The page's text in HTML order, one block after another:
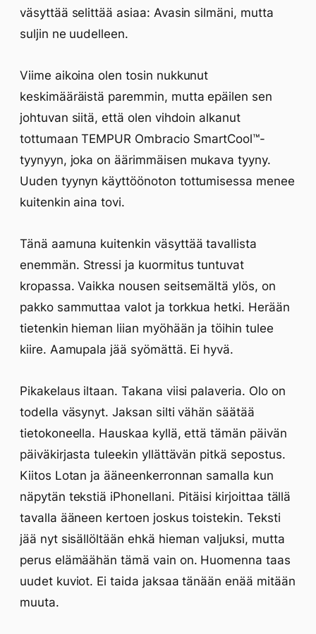
väsyttää selittää asiaa: Avasin silmäni, mutta
suljin ne uudelleen.
Viime aikoina olen tosin nukkunut
keskimääräistä paremmin, mutta epäilen sen
johtuvan siitä, että olen vihdoin alkanut
tottumaan TEMPUR Ombracio SmartCool™-
tyynyyn, joka on äärimmäisen mukava tyyny.
Uuden tyynyn käyttöönoton tottumisessa menee
kuitenkin aina tovi.
Tänä aamuna kuitenkin väsyttää tavallista
enemmän. Stressi ja kuormitus tuntuvat
kropassa. Vaikka nousen seitsemältä ylös, on
pakko sammuttaa valot ja torkkua hetki. Herään
tietenkin hieman liian myöhään ja töihin tulee
kiire. Aamupala jää syömättä. Ei hyvä.
Pikakelaus iltaan. Takana viisi palaveria. Olo on
todella väsynyt. Jaksan silti vähän säätää
tietokoneella. Hauskaa kyllä, että tämän päivän
päiväkirjasta tuleekin yllättävän pitkä sepostus.
Kiitos Lotan ja ääneenkerronnan samalla kun
näpytän tekstiä iPhonellani. Pitäisi kirjoittaa tällä
tavalla ääneen kertoen joskus toistekin. Teksti
jää nyt sisällöltään ehkä hieman valjuksi, mutta
perus elämäähän tämä vain on. Huomenna taas
uudet kuviot. Ei taida jaksaa tänään enää mitään
muuta.